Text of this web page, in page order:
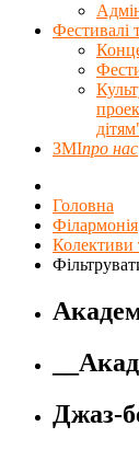
Фестивалі
ЗМІпро нас
Головна
Філармонія
Колективи
Джаз-